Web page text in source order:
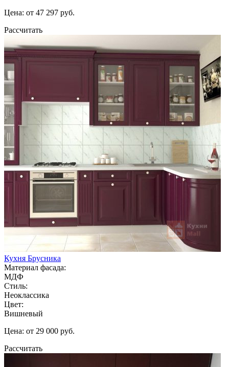
Цена: от 47 297 руб.
Рассчитать
Кухня Брусника
Материал фасада:
МДФ
Стиль:
Неоклассика
Цвет:
Вишневый
Цена: от 29 000 руб.
Рассчитать